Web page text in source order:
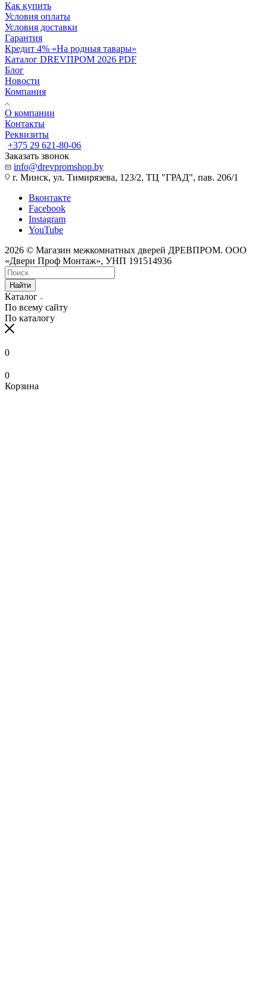
Как купить
Условия оплаты
Условия доставки
Гарантия
Кредит 4% «На родныя тавары»
Каталог DREVПРОМ 2026 PDF
Блог
Новости
Компания
О компании
Контакты
Реквизиты
+375 29 621-80-06
Заказать звонок
info@drevpromshop.by
г. Минск, ул. Тимирязева, 123/2, ТЦ "ГРАД", пав. 206/1
Вконтакте
Facebook
Instagram
YouTube
2026 © Магазин межкомнатных дверей ДРЕВПРОМ. ООО
«Двери Проф Монтаж», УНП 191514936
Найти
Каталог
По всему сайту
По каталогу
0
0
Корзина